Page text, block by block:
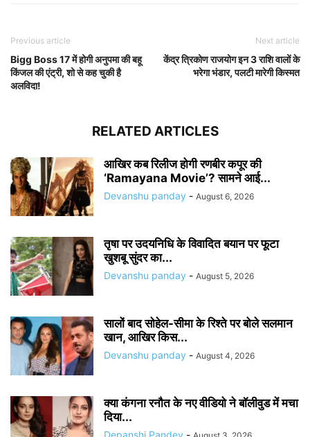
Previous article
Bigg Boss 17 में होगी अनुपमा की बहू
किंजल की एंट्री, शो से कह चुकी है
अलविदा!
Next article
केंद्र त्रिकोण राजयोग इन 3 राशि वालों के
भरेगा भंडार, पलटी मारेगी किस्मत
RELATED ARTICLES
आखिर कब रिलीज होगी रणबीर कपूर की
‘Ramayana Movie’? सामने आई...
Devanshu panday - August 6, 2026
तृषा पर उदयनिधि के विवादित बयान पर फूटा
खुशबू सुंदर का...
Devanshu panday - August 5, 2026
सालों बाद सोहेल-सीमा के रिश्ते पर बोले सलमान
खान, आखिर किस...
Devanshu panday - August 4, 2026
क्या कंगना रनौत के नए वीडियो ने बॉलीवुड में मचा
दिया...
Depanshi Pandey -